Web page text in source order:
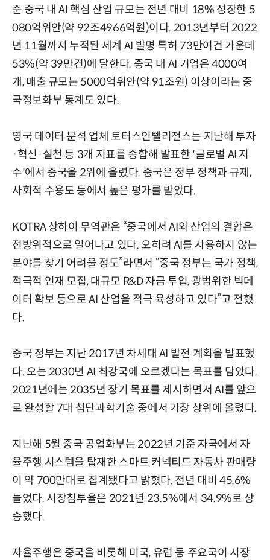
준 중국 내 AI 핵심 산업 규모는 전년 대비 18% 성장한 5
080억위안(약 92조4966억원)이다. 2013년부터 2022
년 11월까지 누적된 세계 AI 발명 특허 73만여건 가운데
53%(약 39만건)에 달한다. 중국 내 AI 기업은 4000여
개, 매출 규모는 5000억위안(약 91조원) 이상이라는 중
국정보화부 통계도 있다.
영국 데이터 분석 업체 토터스인텔리전스는 지난해 투자
·혁신·실천 등 3개 지표를 종합해 발표한 '글로벌 AI 지
수'에서 중국을 2위에 올렸다. 중국은 정부 정책과 규제,
사회적 수용도 등에서 높은 평가를 받았다.
KOTRA 상하이 무역관은 “중국에서 AI와 산업의 결합은
전방위적으로 일어나고 있다. 오히려 AI를 사용하지 않는
분야를 찾기 어려울 정도”라면서 “중국 정부는 국가 정책,
적극적 인재 모집, 대규모 R&D 자금 투입, 광범위한 빅데
이터 확보 등으로 AI 산업을 적극 육성하고 있다”고 전했
다.
중국 정부는 지난 2017년 차세대 AI 발전 계획을 발표했
다. 오는 2030년 AI 최강국에 오르겠다는 목표를 담았다.
2021년에는 2035년 장기 목표를 제시하면서 AI를 앞으
로 완성할 7대 첨단과학기술 중에서 가장 상위에 올렸다.
지난해 5월 중국 공업화부는 2022년 기준 자국에서 자
율주행 시스템을 탑재한 스마트 커넥티드 자동차 판매량
이 약 700만대로 집계됐다고 밝혔다. 전년 대비 45.6%
늘었다. 시장침투율은 2021년 23.5%에서 34.9%로 상
승했다.
자율주행은 중국을 비롯해 미국, 유럽 등 주요국이 시장